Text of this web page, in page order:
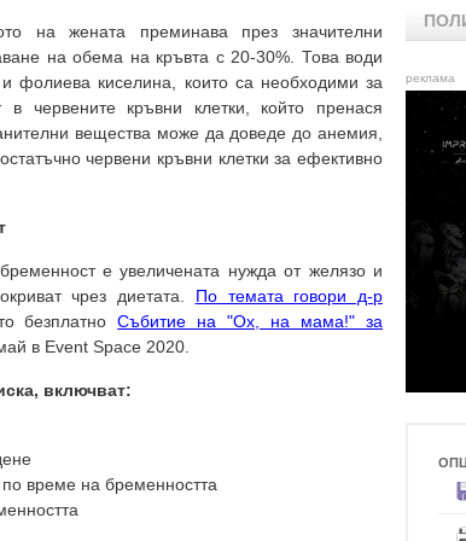
на жената преминава през значителни
на обема на кръвта с 20-30%. Това води
фолиева киселина, които са необходими за
червените кръвни клетки, който пренася
вещества може да доведе до анемия,
червени кръвни клетки за ефективно
е увеличената нужда от желязо и
чрез диетата. По темата говори д-р
безплатноСъбитие на "Ох, на мама!" за
в Event Space 2020.
включват:
време на бременността
реклама